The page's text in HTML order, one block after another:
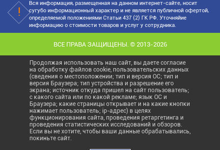
Вся информация, размещенная на данном интернет-сайте, носит
сугубо информационный характер и не является публичной офертой,
определяемой положениями Статьи 437 (2) ГК РФ. Уточняйие
информацию о стоимости товаров и услуг у сотрудника.
ВСЕ ПРАВА ЗАЩИЩЕНЫ. © 2013-2026
Продолжая использовать наш сайт, вы даете согласие
на обработку файлов cookie, пользовательских данных
(сведения о местоположении; тип и версия ОС; тип и
версия Браузера; тип устройства и разрешение его
экрана; источник откуда пришел на сайт пользователь;
с какого сайта или по какой рекламе; язык ОС и
Браузера; какие страницы открывает и на какие кнопки
нажимает пользователь; ip-адрес) в целях
функционирования сайта, проведения ретаргетинга и
проведения статистических исследований и обзоров.
Если вы не хотите, чтобы ваши данные обрабатывались,
покиньте сайт.